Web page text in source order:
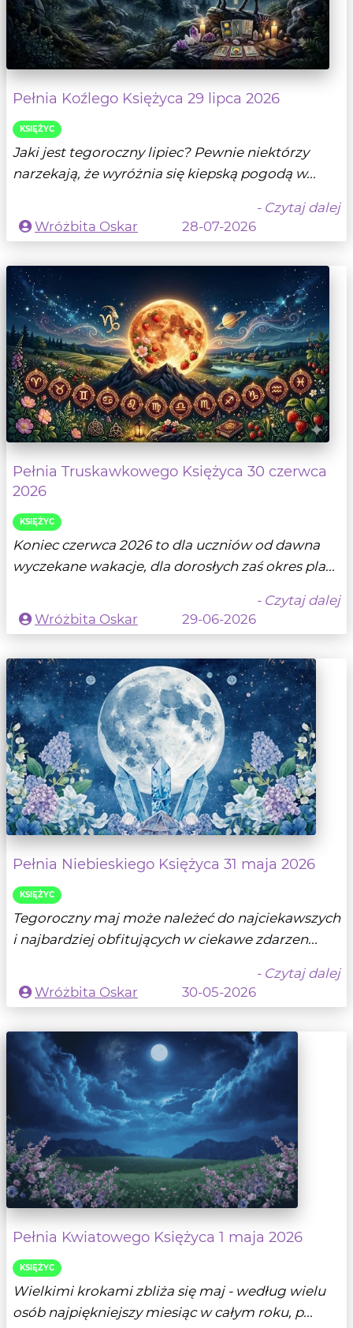
Pełnia Koźlego Księżyca 29 lipca 2026
KSIĘŻYC
Jaki jest tegoroczny lipiec? Pewnie niektórzy
narzekają, że wyróżnia się kiepską pogodą w...
- Czytaj dalej
Wróżbita Oskar
28-07-2026
Pełnia Truskawkowego Księżyca 30 czerwca
2026
KSIĘŻYC
Koniec czerwca 2026 to dla uczniów od dawna
wyczekane wakacje, dla dorosłych zaś okres pla...
- Czytaj dalej
Wróżbita Oskar
29-06-2026
Pełnia Niebieskiego Księżyca 31 maja 2026
KSIĘŻYC
Tegoroczny maj może należeć do najciekawszych
i najbardziej obfitujących w ciekawe zdarzen...
- Czytaj dalej
Wróżbita Oskar
30-05-2026
Pełnia Kwiatowego Księżyca 1 maja 2026
KSIĘŻYC
Wielkimi krokami zbliża się maj - według wielu
osób najpiękniejszy miesiąc w całym roku, p...